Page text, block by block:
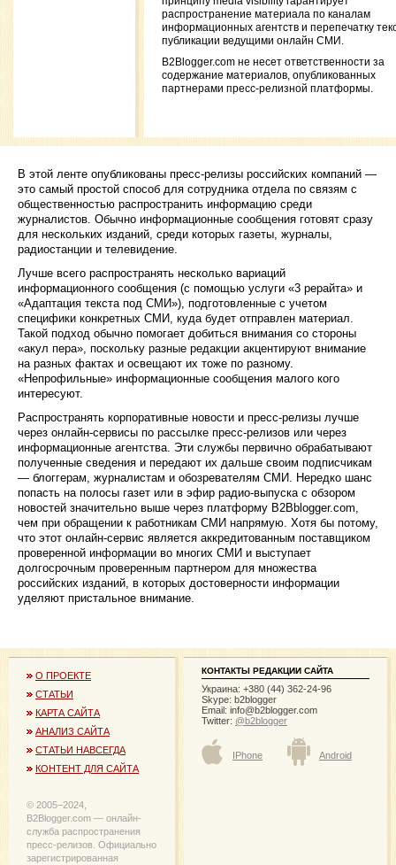
распространение материала по каналам
информационных агентств и перепечатку
публикации ведущими онлайн СМИ.
B2Blogger.com не несет ответственности за
содержание материалов, опубликованных
партнерами пресс-релизной платформы.
В этой ленте опубликованы пресс-релизы российских компаний —
это самый простой способ для сотрудника отдела по связям с
общественностью распространить информацию среди
журналистов. Обычно информационные сообщения готовят сразу
для нескольких изданий, среди которых газеты, журналы,
радиостанции и телевидение.
Лучше всего распространять несколько вариаций
информационного сообщения (с помощью услуги «3 рерайта» и
«Адаптация текста под СМИ»), подготовленные с учетом
специфики конкретных СМИ, куда будет отправлен материал.
Такой подход обычно помогает добиться внимания со стороны
«акул пера», поскольку разные редакции акцентируют внимание
на разных фактах и освещают их тоже по разному.
«Непрофильные» информационные сообщения малого кого
интересуют.
Распространять корпоративные новости и пресс-релизы лучше
через онлайн-сервисы по рассылке пресс-релизов или через
информационные агентства. Эти службы первично обрабатывают
полученные сведения и передают их дальше своим подписчикам
— блоггерам, журналистам и обозревателям СМИ. Нередко шанс
попасть на полосы газет или в эфир радио-выпуска с обзором
новостей значительно выше через платформу B2Bblogger.com,
чем при обращении к работникам СМИ напрямую. Хотя бы потому,
что этот онлайн-сервис является аккредитованным поставщиком
проверенной информации во многих СМИ и выступает
долгосрочным проверенным партнером для множества
российских изданий, в которых достоверности информации
уделяют пристальное внимание.
О ПРОЕКТЕ
СТАТЬИ
КАРТА САЙТА
АНАЛИЗ САЙТА
СТАТЬИ НАВСЕГДА
КОНТЕНТ ДЛЯ САЙТА
© 2005−2024,
B2Blogger.com — онлайн-
служба распространения
пресс-релизов. Официально
зарегистрированная
КОНТАКТЫ РЕДАКЦИИ САЙТА
Украина: +380 (44) 362-24-96
Skype: b2blogger
Email: info@b2blogger.com
Twitter: @b2blogger
IPhone Android